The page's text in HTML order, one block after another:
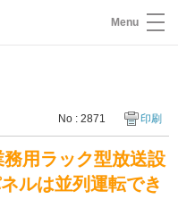
Menu
No : 2871 印刷
務用ラック型放送設
ルは並列運転でき